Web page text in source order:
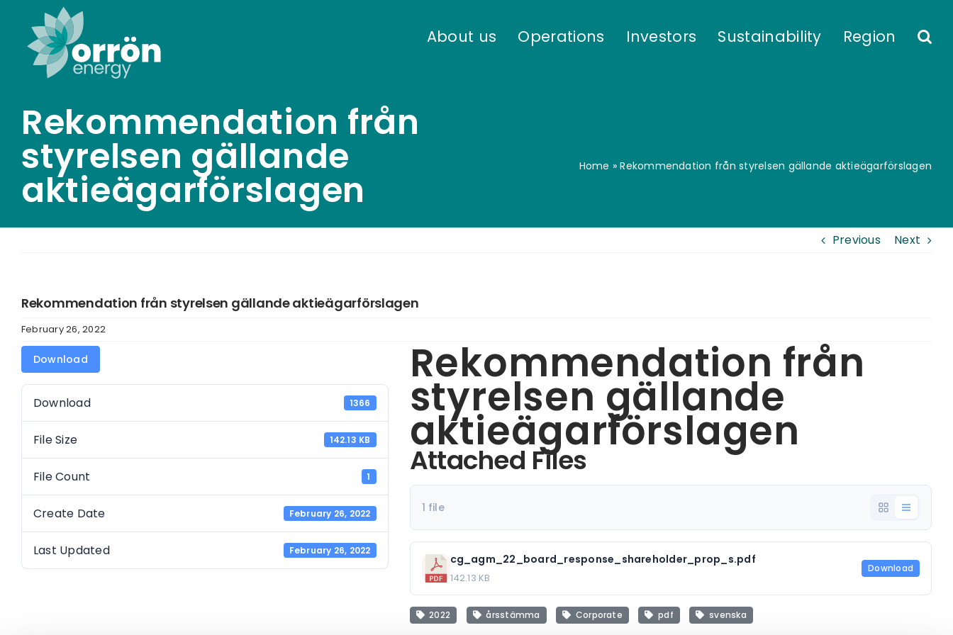
content
About us Operations Investors Sustainability Region
Rekommendation från
styrelsen gällande
aktieägarförslagen
Home »Rekommendation från styrelsen gällande aktieägarförslagen
Previous Next
Rekommendation från styrelsen gällande aktieägarförslagen
February 26, 2022
Download
Download 1366
File Size 142.13 KB
File Count 1
Create Date February 26, 2022
Last Updated February 26, 2022
Rekommendation från
styrelsen gällande
aktieägarförslagen
Attached Files
1 file
cg_agm_22_board_response_shareholder_prop_s.pdf
142.13 KB
Download
2022 årsstämma Corporate pdf svenska